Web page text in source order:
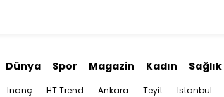
Dünya Spor Magazin Kadın Sağlık
İnanç HT Trend Ankara Teyit İstanbul